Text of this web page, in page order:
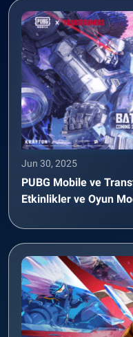
Jun 30, 2025
PUBG Mobile ve
Etkinlikler ve Oyun